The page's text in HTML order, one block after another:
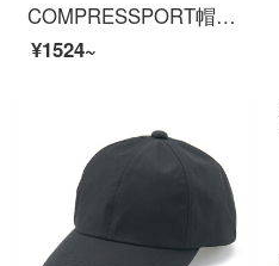
COMPRESSPORT帽子跑步空顶帽运动轻量空顶帽 速干跑步帽男士女运动帽马拉松 新款超轻帽红色
¥1524~